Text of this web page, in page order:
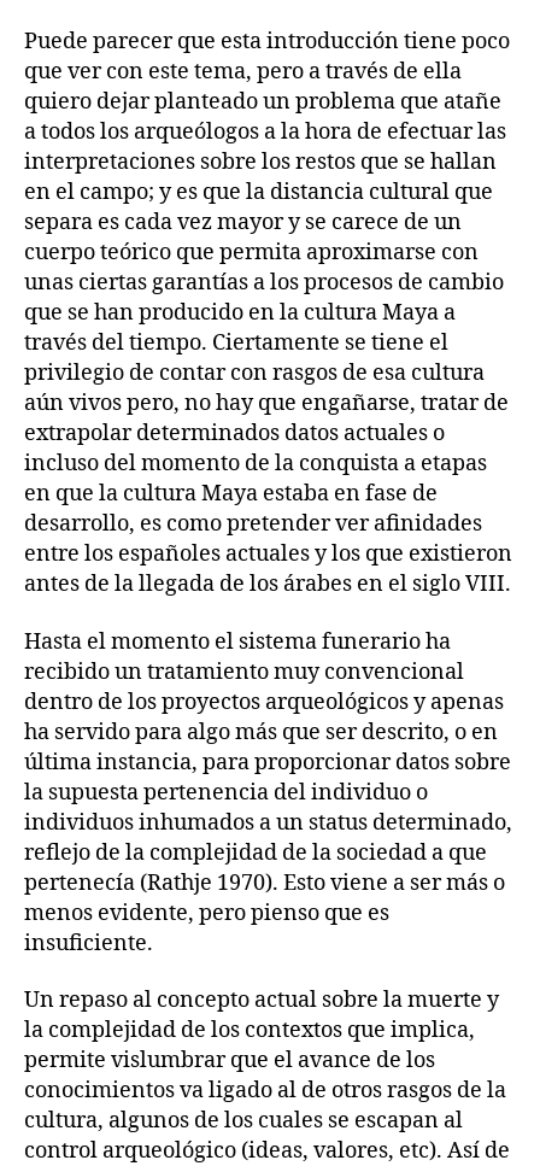
Puede parecer que esta introducción tiene poco
que ver con este tema, pero a través de ella
quiero dejar planteado un problema que atañe
a todos los arqueólogos a la hora de efectuar las
interpretaciones sobre los restos que se hallan
en el campo; y es que la distancia cultural que
separa es cada vez mayor y se carece de un
cuerpo teórico que permita aproximarse con
unas ciertas garantías a los procesos de cambio
que se han producido en la cultura Maya a
través del tiempo. Ciertamente se tiene el
privilegio de contar con rasgos de esa cultura
aún vivos pero, no hay que engañarse, tratar de
extrapolar determinados datos actuales o
incluso del momento de la conquista a etapas
en que la cultura Maya estaba en fase de
desarrollo, es como pretender ver afinidades
entre los españoles actuales y los que existieron
antes de la llegada de los árabes en el siglo VIII.
Hasta el momento el sistema funerario ha
recibido un tratamiento muy convencional
dentro de los proyectos arqueológicos y apenas
ha servido para algo más que ser descrito, o en
última instancia, para proporcionar datos sobre
la supuesta pertenencia del individuo o
individuos inhumados a un status determinado,
reflejo de la complejidad de la sociedad a que
pertenecía (Rathje 1970). Esto viene a ser más o
menos evidente, pero pienso que es
insuficiente.
Un repaso al concepto actual sobre la muerte y
la complejidad de los contextos que implica,
permite vislumbrar que el avance de los
conocimientos va ligado al de otros rasgos de la
cultura, algunos de los cuales se escapan al
control arqueológico (ideas, valores, etc). Así de